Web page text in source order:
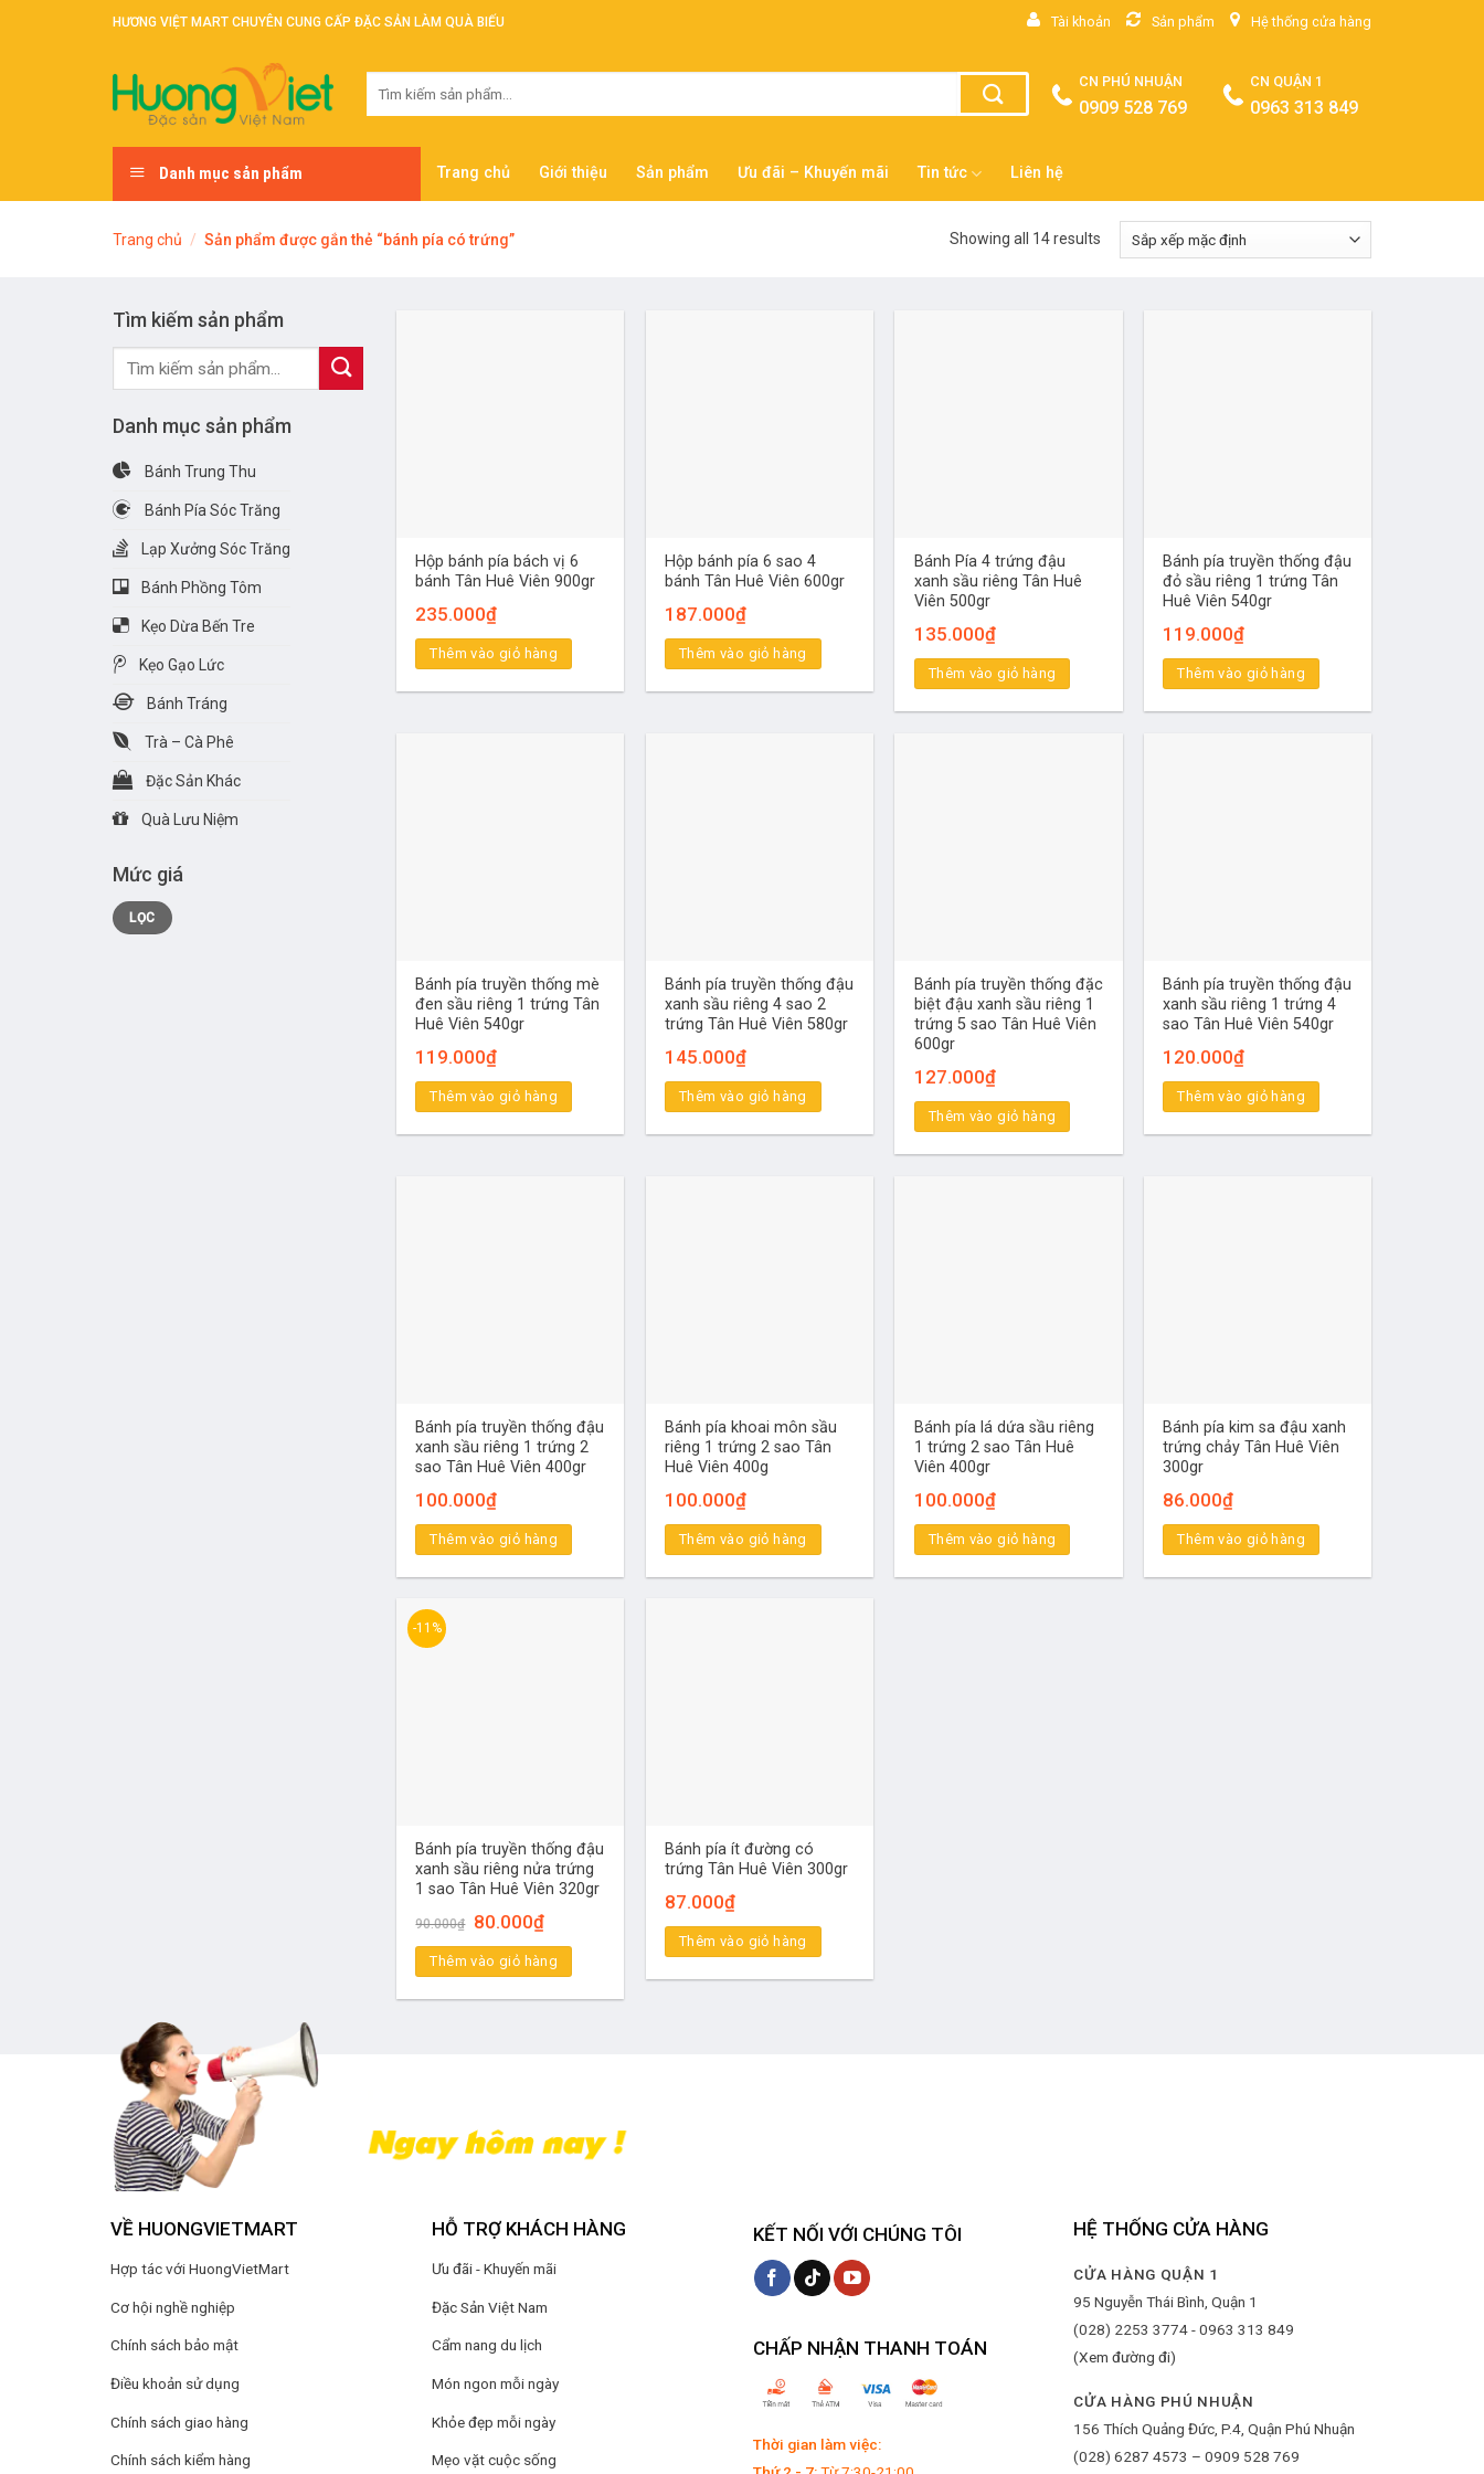
HƯƠNG VIỆT MART CHUYÊN CUNG CẤP ĐẶC SẢN LÀM QUÀ BIẾU Tài khoản Sản phẩm Hệ thống cửa hàng
CN PHÚ NHUẬN
0909 528 769
CN QUẬN 1
0963 313 849
Danh mục sản phẩm Trang chủ Giới thiệu Sản phẩm Ưu đãi – Khuyến mãi Tin tức Liên hệ
Trang chủ / Sản phẩm được gắn thẻ “bánh pía có trứng” Showing all 14 results
Tìm kiếm sản phẩm
Tìm
Danh mục sản phẩm
Bánh Trung Thu
Bánh Pía Sóc Trăng
Lạp Xưởng Sóc Trăng
Bánh Phồng Tôm
Kẹo Dừa Bến Tre
Kẹo Gạo Lức
Bánh Tráng
Trà – Cà Phê
Đặc Sản Khác
Quà Lưu Niệm
Mức giá
Giá
tối
thiểu
Giá
tối
đa
LỌC
Hộp bánh pía bách vị 6
bánh Tân Huê Viên 900gr
235.000₫
Thêm vào giỏ hàng
Hộp bánh pía 6 sao 4
bánh Tân Huê Viên 600gr
187.000₫
Thêm vào giỏ hàng
Bánh Pía 4 trứng đậu
xanh sầu riêng Tân Huê
Viên 500gr
135.000₫
Thêm vào giỏ hàng
Bánh pía truyền thống đậu
đỏ sầu riêng 1 trứng Tân
Huê Viên 540gr
119.000₫
Thêm vào giỏ hàng
Bánh pía truyền thống mè
đen sầu riêng 1 trứng Tân
Huê Viên 540gr
119.000₫
Thêm vào giỏ hàng
Bánh pía truyền thống đậu
xanh sầu riêng 4 sao 2
trứng Tân Huê Viên 580gr
145.000₫
Thêm vào giỏ hàng
Bánh pía truyền thống đặc
biệt đậu xanh sầu riêng 1
trứng 5 sao Tân Huê Viên
600gr
127.000₫
Thêm vào giỏ hàng
Bánh pía truyền thống đậu
xanh sầu riêng 1 trứng 4
sao Tân Huê Viên 540gr
120.000₫
Thêm vào giỏ hàng
Bánh pía truyền thống đậu
xanh sầu riêng 1 trứng 2
sao Tân Huê Viên 400gr
100.000₫
Thêm vào giỏ hàng
Bánh pía khoai môn sầu
riêng 1 trứng 2 sao Tân
Huê Viên 400g
100.000₫
Thêm vào giỏ hàng
Bánh pía lá dứa sầu riêng
1 trứng 2 sao Tân Huê
Viên 400gr
100.000₫
Thêm vào giỏ hàng
Bánh pía kim sa đậu xanh
trứng chảy Tân Huê Viên
300gr
86.000₫
Thêm vào giỏ hàng
-11%
Bánh pía truyền thống đậu
xanh sầu riêng nửa trứng
1 sao Tân Huê Viên 320gr
90.000₫
Giá
gốc
là:
90.000₫.
80.000₫Giá
tại
là:
80.000₫.
Thêm vào giỏ hàng
Bánh pía ít đường có
trứng Tân Huê Viên 300gr
87.000₫
Thêm vào giỏ hàng
VỀ HUONGVIETMART
Hợp tác với HuongVietMart
Cơ hội nghề nghiệp
Chính sách bảo mật
Điều khoản sử dụng
Chính sách giao hàng
Chính sách kiểm hàng
HỖ TRỢ KHÁCH HÀNG
Ưu đãi - Khuyến mãi
Đặc Sản Việt Nam
Cẩm nang du lịch
Món ngon mỗi ngày
Khỏe đẹp mỗi ngày
Mẹo vặt cuộc sống
KẾT NỐI VỚI CHÚNG TÔI
CHẤP NHẬN THANH TOÁN
Thời gian làm việc:
HỆ THỐNG CỬA HÀNG
CỬA HÀNG QUẬN 1
95 Nguyễn Thái Bình, Quận 1
(028) 2253 3774 - 0963 313 849
(Xem đường đi)
CỬA HÀNG PHÚ NHUẬN
156 Thích Quảng Đức, P.4, Quận Phú Nhuận
(028) 6287 4573 – 0909 528 769